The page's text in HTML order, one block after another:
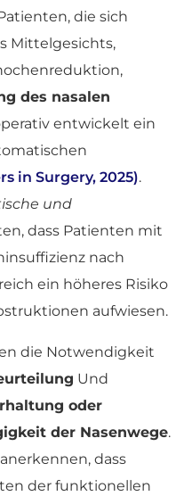
die sich
Mittelgesichts,
des nasalen
entwickelt ein
in Surgery, 2025).
und
dass Patienten mit
nach
ein höheres Risiko
aufwiesen.
die Notwendigkeit
Und
oder
der Nasenwege.
dass
der funktionellen